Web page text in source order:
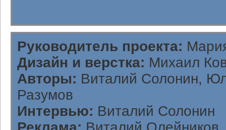
Руководитель проекта:
Дизайн и верстка: Михаил
Авторы: Виталий Солонин,
Разумов
Интервью: Виталий Солонин